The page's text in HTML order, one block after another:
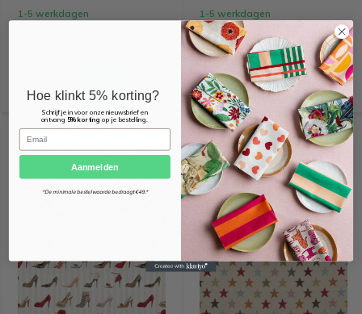
1-5 werkdagen 1-5 werkdagen
Vergelijk
OEKO-TEX KEURMERK OEKO-TEX KEURMERK
Hoe klinkt 5% korting?
Schrijf je in voor onze nieuwsbrief en
ontvang 5% kortingop je bestelling.
Email
Aanmelden
*De minimale bestelwaarde bedraagt €49.*